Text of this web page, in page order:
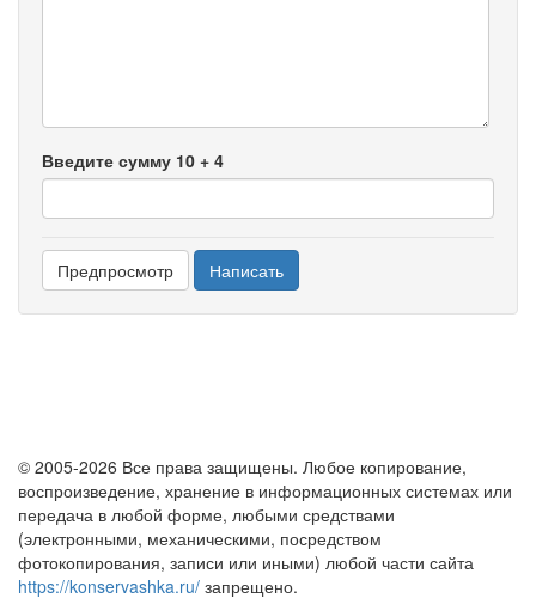
Введите сумму 10 + 4
© 2005-2026 Все права защищены. Любое копирование,
воспроизведение, хранение в информационных системах или
передача в любой форме, любыми средствами
(электронными, механическими, посредством
фотокопирования, записи или иными) любой части сайта
https://konservashka.ru/ запрещено.